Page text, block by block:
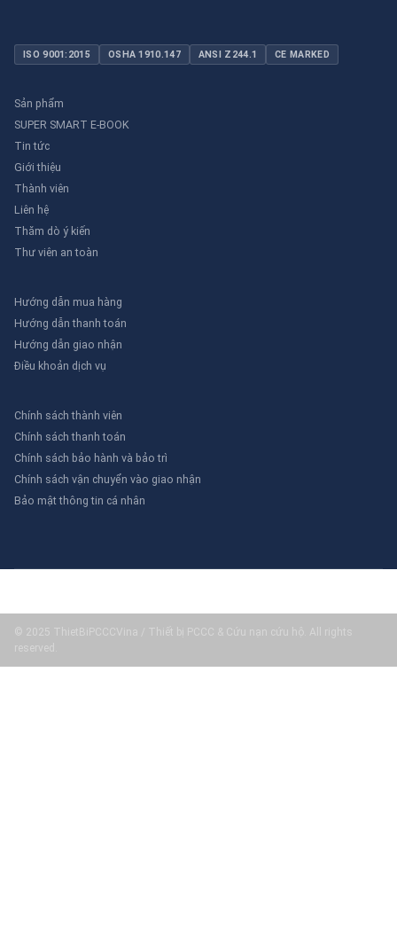
ISO 9001:2015 OSHA 1910.147 ANSI Z244.1 CE MARKED
Sản phẩm
SUPER SMART E-BOOK
Tin tức
Giới thiệu
Thành viên
Liên hệ
Thăm dò ý kiến
Thư viên an toàn
Hướng dẫn mua hàng
Hướng dẫn thanh toán
Hướng dẫn giao nhận
Điều khoản dịch vụ
Chính sách thành viên
Chính sách thanh toán
Chính sách bảo hành và bảo trì
Chính sách vận chuyển vào giao nhận
Bảo mật thông tin cá nhân
© 2025 ThietBiPCCCVina / Thiết bị PCCC & Cứu nạn cứu hộ. All rights
reserved.